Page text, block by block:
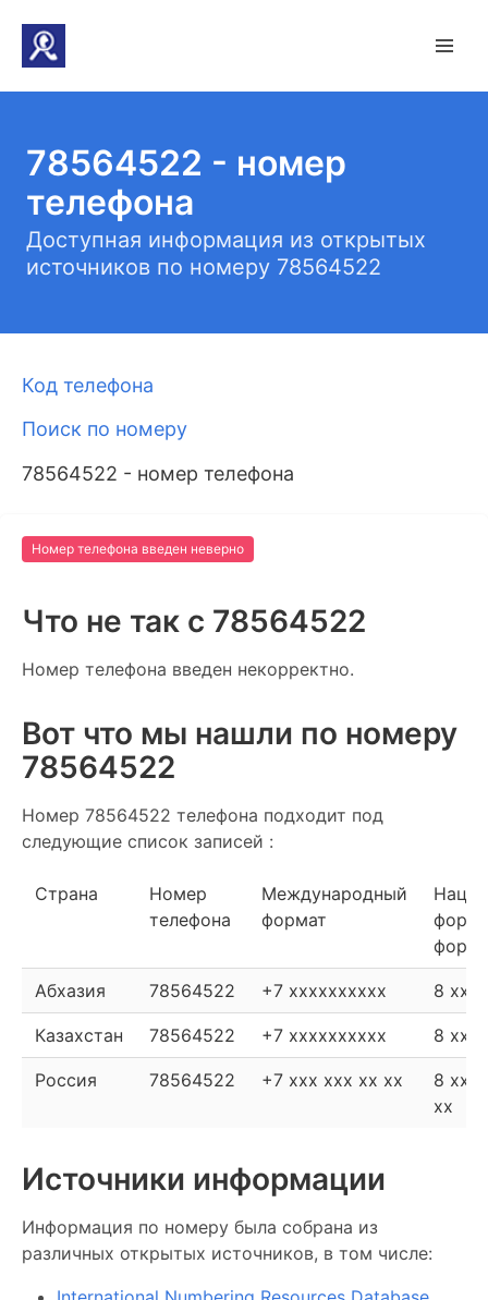
78564522 - номер
телефона
Доступная информация из открытых
источников по номеру 78564522
Код телефона
Поиск по номеру
78564522 - номер телефона
Номер телефона введен неверно
Что не так c 78564522
Номер телефона введен некорректно.
Вот что мы нашли по номеру
78564522
Номер 78564522 телефона подходит под
следующие список записей :
Страна
Номер
телефона
Международный
формат
Абхазия 78564522 +7 xxxxxxxxxx 8
Казахстан 78564522 +7 xxxxxxxxxx 8
Россия 78564522 +7 xxx xxx xx xx
8 xxx
xx
Источники информации
Информация по номеру была собрана из
различных открытых источников, в том числе: